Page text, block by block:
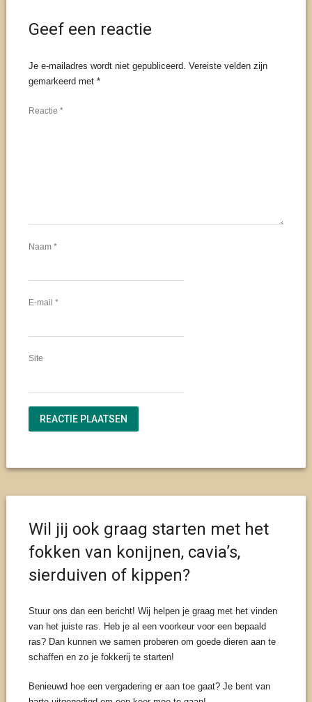
Geef een reactie
Je e-mailadres wordt niet gepubliceerd. Vereiste velden zijn
gemarkeerd met *
Reactie *
Naam *
E-mail *
Site
Wil jij ook graag starten met het
fokken van konijnen, cavia’s,
sierduiven of kippen?
Stuur ons dan een bericht! Wij helpen je graag met het vinden
van het juiste ras. Heb je al een voorkeur voor een bepaald
ras? Dan kunnen we samen proberen om goede dieren aan te
schaffen en zo je fokkerij te starten!
Benieuwd hoe een vergadering er aan toe gaat? Je bent van